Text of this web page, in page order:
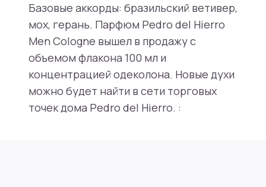
Базовые аккорды: бразильский ветивер,
мох, герань. Парфюм Pedro del Hierro
Men Cologne вышел в продажу с
объемом флакона 100 мл и
концентрацией одеколона. Новые духи
можно будет найти в сети торговых
точек дома Pedro del Hierro. :